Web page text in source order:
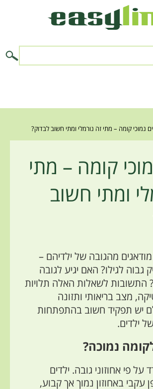
נמוכי קומה – מתי זה נורמלי ומתי חשוב לבדוק?
קומה – מתי
ומתי חשוב
מהגובה של ילדיהם –
לגילו? האם יגיע לגובה
התשובות לשאלות האלה תלויות
מצב בריאותי ותזונה
יש תפקיד חשוב בהתפתחות
ילדים.
נמוכה?
על פי אחוזוני גובה. ילדים
עקבי באחוזון נמוך אך קבוע,